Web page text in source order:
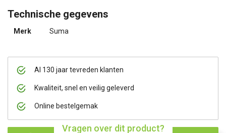
Al 130 jaar tevreden klanten
Kwaliteit, snel en veilig geleverd
Online bestelgemak
Vragen over dit product?
Technische gegevens
Merk Suma